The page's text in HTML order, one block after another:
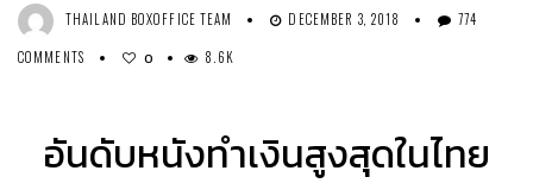
THAILAND BOXOFFICE TEAM DECEMBER 3, 2018
774
COMMENTS
0 8.6K
อันดับหนังทำเงินสูงสุดในไทย